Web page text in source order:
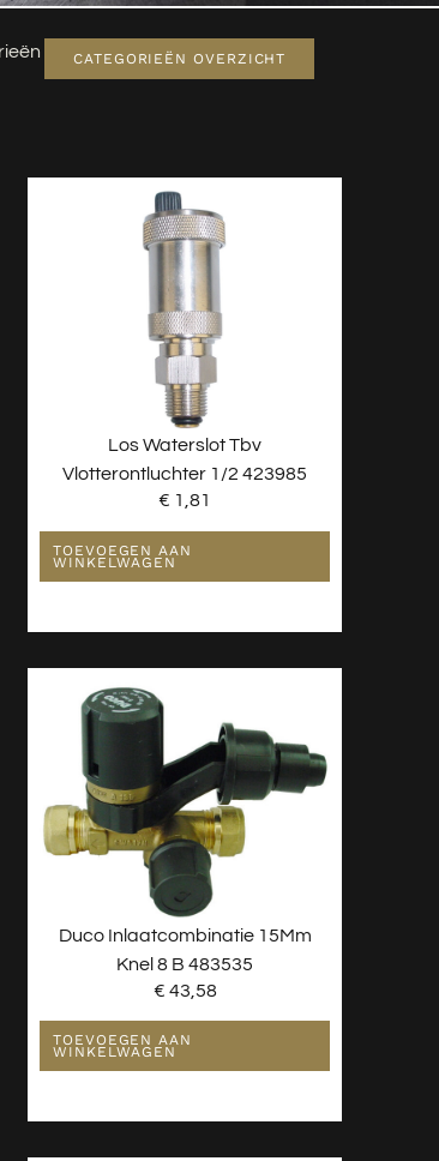
CATEGORIEËN OVERZICHT
Los Waterslot Tbv
Vlotterontluchter 1/2 423985
€ 1,81
TOEVOEGEN AAN
WINKELWAGEN
Duco Inlaatcombinatie 15Mm
Knel 8 B 483535
€ 43,58
TOEVOEGEN AAN
WINKELWAGEN